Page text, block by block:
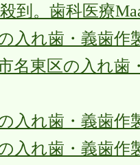
到。歯科医療
の入れ歯・義歯
市名東区の入れ
の入れ歯・義歯
の入れ歯・義歯